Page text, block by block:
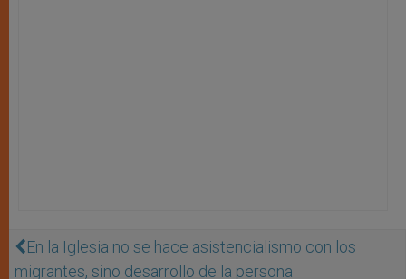
En la Iglesia no se hace asistencialismo con los
migrantes, sino desarrollo de la persona